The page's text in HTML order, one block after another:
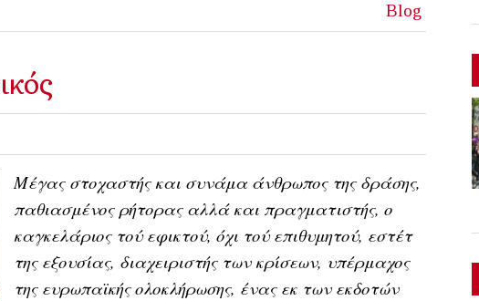
Blog
Μέγας στοχαστής και συνάμα άνθρωπος της δράσης,
παθιασμένος ρήτορας αλλά και πραγματιστής, ο
καγκελάριος τού εφικτού, όχι τού επιθυμητού, εστέτ
της εξουσίας, διαχειριστής των κρίσεων, υπέρμαχος
της ευρωπαϊκής ολοκλήρωσης, ένας εκ των εκδοτών